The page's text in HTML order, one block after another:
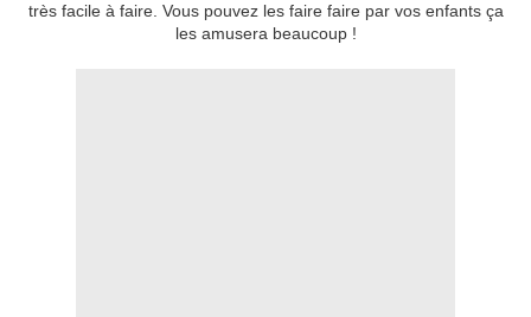
très facile à faire. Vous pouvez les faire faire par vos enfants ça
les amusera beaucoup !